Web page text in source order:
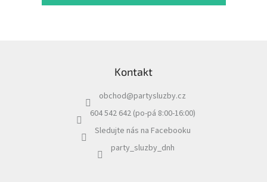
Kontakt
obchod@partysluzby.cz
604 542 642 (po-pá 8:00-16:00)
Sledujte nás na Facebooku
party_sluzby_dnh